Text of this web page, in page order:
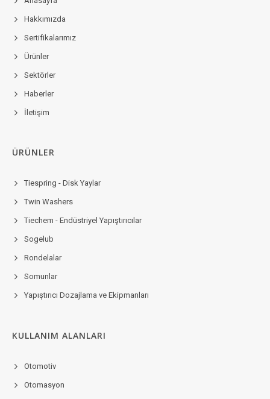
Hakkımızda
Sertifikalarımız
Ürünler
Sektörler
Haberler
İletişim
ÜRÜNLER
Tiespring - Disk Yaylar
Twin Washers
Tiechem - Endüstriyel Yapıştırıcılar
Sogelub
Rondelalar
Somunlar
Yapıştırıcı Dozajlama ve Ekipmanları
KULLANIM ALANLARI
Otomotiv
Otomasyon